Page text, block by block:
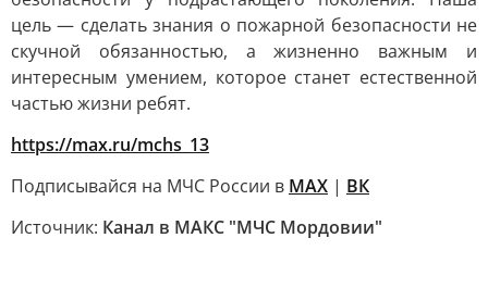
цель — сделать знания о пожарной безопасности не
скучной обязанностью, а жизненно важным и
интересным умением, которое станет естественной
частью жизни ребят.
https://max.ru/mchs_13
Подписывайся на МЧС России в MAX | ВК
Источник: Канал в МАКС "МЧС Мордовии"